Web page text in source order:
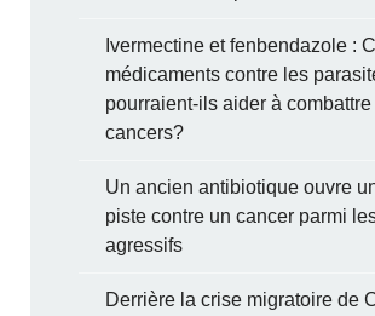
Ivermectine et fenbendazole :
médicaments contre les
pourraient-ils aider à
cancers?
Un ancien antibiotique ouvre
piste contre un cancer parmi
agressifs
Derrière la crise migratoire de